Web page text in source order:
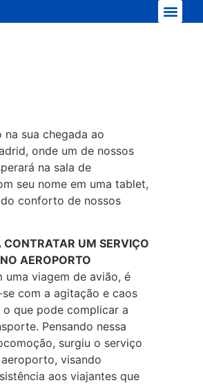
sua chegada ao
onde um de nossos
na sala de
seu nome em uma tablet,
conforto de nossos
CONTRATAR UM SERVIÇO
AEROPORTO
uma viagem de avião, é
com a agitação e caos
que pode complicar a
Pensando nessa
surgiu o serviço
visando
aos viajantes que